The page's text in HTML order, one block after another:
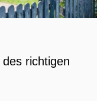
richtigen